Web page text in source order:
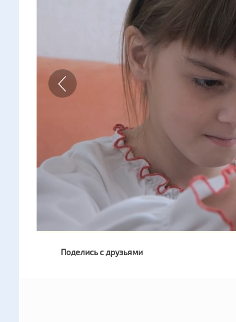
Поделись с друзьями